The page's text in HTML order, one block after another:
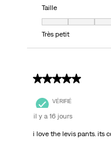
Taille
Taille, 4 sur 7, où 1 est
Très petit
5 sur 5 étoiles.
VÉRIFIÉ
il y a 16 jours
i love the levis pants. its